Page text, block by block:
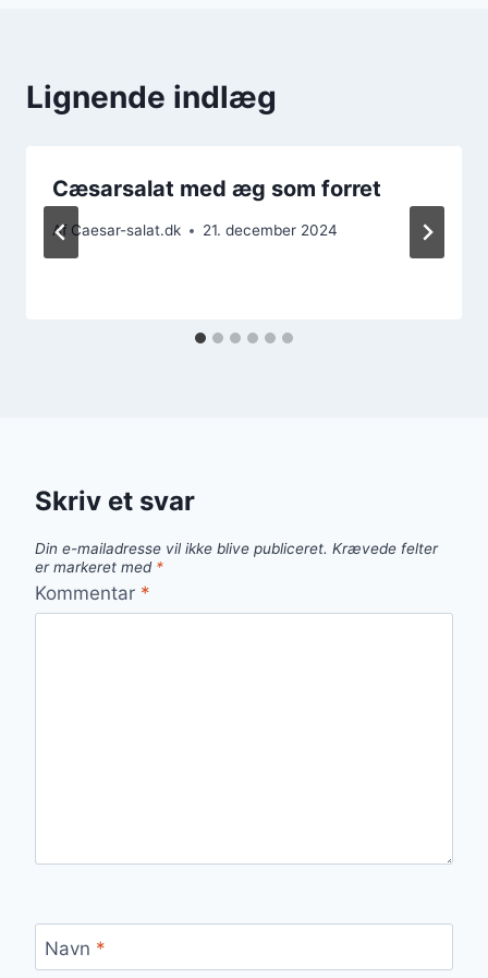
Lignende indlæg
Cæsarsalat med æg som forret
Af Caesar-salat.dk 21. december 2024
Skriv et svar
Din e-mailadresse vil ikke blive publiceret. Krævede felter
er markeret med *
Kommentar *
Navn *